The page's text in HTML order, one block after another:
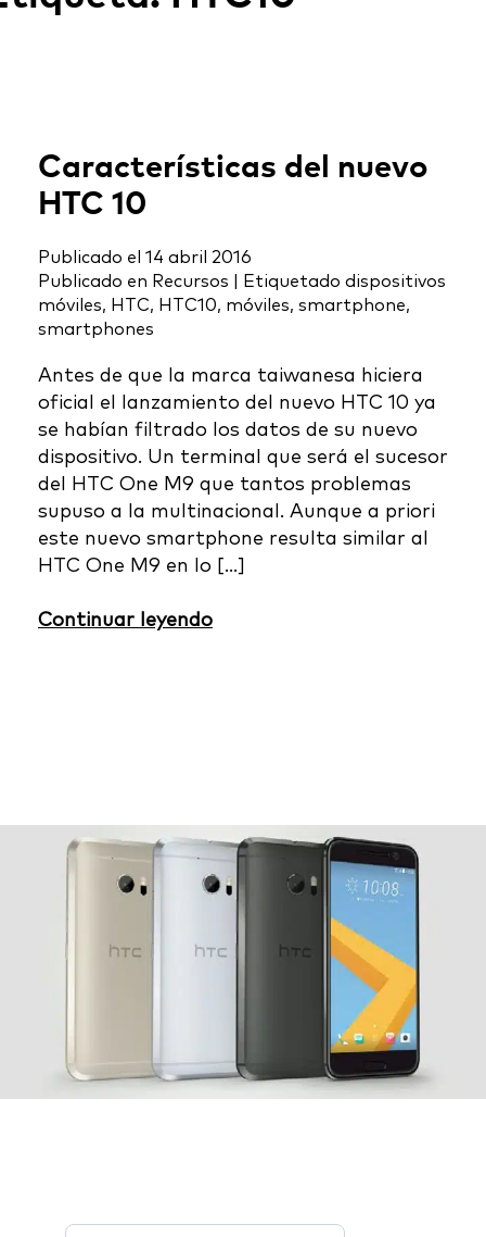
Características del nuevo
HTC 10
Publicado el 14 abril 2016
Publicado en Recursos Etiquetado dispositivos
móviles, HTC, HTC10, móviles, smartphone,
smartphones
Antes de que la marca taiwanesa hiciera
oficial el lanzamiento del nuevo HTC 10 ya
se habían filtrado los datos de su nuevo
dispositivo. Un terminal que será el sucesor
del HTC One M9 que tantos problemas
supuso a la multinacional. Aunque a priori
este nuevo smartphone resulta similar al
HTC One M9 en lo […]
Continuar leyendo